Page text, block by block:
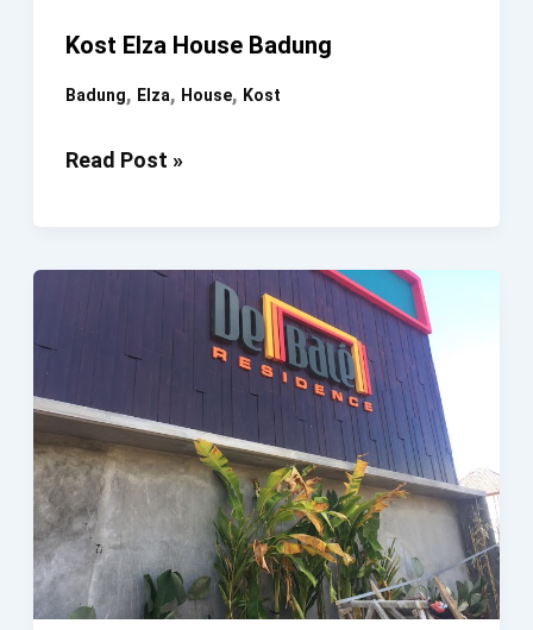
Kost Elza House Badung
Badung, Elza, House, Kost
Kost
Read Post »